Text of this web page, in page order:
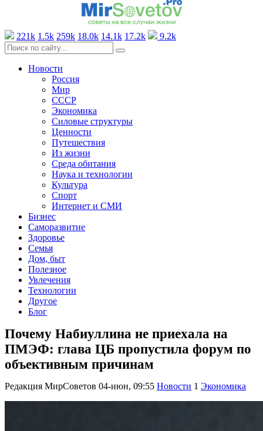
221k 1.5k 259k 18.0k 14.1k 17.2k 9.2k
Новости
Россия
Мир
СССР
Экономика
Силовые структуры
Ценности
Путешествия
Из жизни
Среда обитания
Наука и технологии
Культура
Спорт
Интернет и СМИ
Бизнес
Саморазвитие
Здоровье
Семья
Дом, быт
Полезное
Увлечения
Технологии
Другое
Блог
Почему Набиуллина не приехала на
ПМЭФ: глава ЦБ пропустила форум по
объективным причинам
Редакция МирСоветов 04-июн, 09:55 Новости 1 Экономика